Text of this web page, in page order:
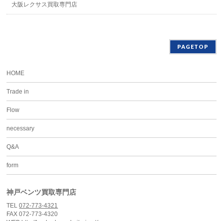
大阪レクサス買取専門店
PAGETOP
HOME
Trade in
Flow
necessary
Q&A
form
神戸ベンツ買取専門店
TEL072-773-4321
FAX 072-773-4320